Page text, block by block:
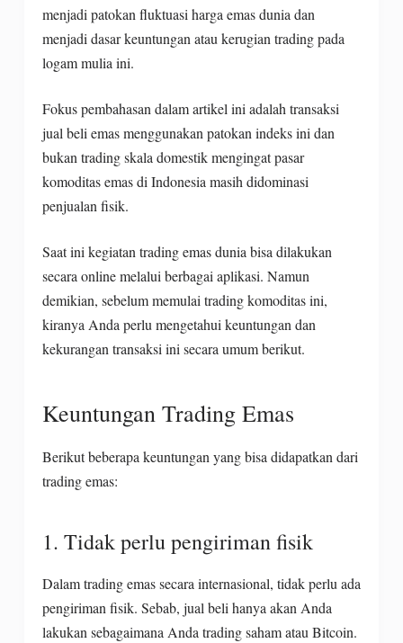
menjadi patokan fluktuasi harga emas dunia dan
menjadi dasar keuntungan atau kerugian trading pada
logam mulia ini.
Fokus pembahasan dalam artikel ini adalah transaksi
jual beli emas menggunakan patokan indeks ini dan
bukan trading skala domestik mengingat pasar
komoditas emas di Indonesia masih didominasi
penjualan fisik.
Saat ini kegiatan trading emas dunia bisa dilakukan
secara online melalui berbagai aplikasi. Namun
demikian, sebelum memulai trading komoditas ini,
kiranya Anda perlu mengetahui keuntungan dan
kekurangan transaksi ini secara umum berikut.
Keuntungan Trading Emas
Berikut beberapa keuntungan yang bisa didapatkan dari
trading emas:
1. Tidak perlu pengiriman fisik
Dalam trading emas secara internasional, tidak perlu ada
pengiriman fisik. Sebab, jual beli hanya akan Anda
lakukan sebagaimana Anda trading saham atau Bitcoin.